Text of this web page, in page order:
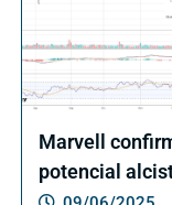
Marvell
potencial